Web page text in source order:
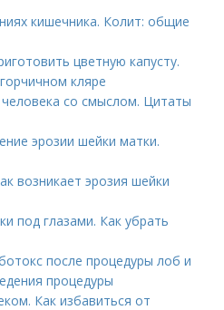
кишечника. Колит: общие
цветную капусту.
кляре
со смыслом. Цитаты
эрозии шейки матки.
возникает эрозия шейки
под глазами. Как убрать
после процедуры лоб и
процедуры
Как избавиться от